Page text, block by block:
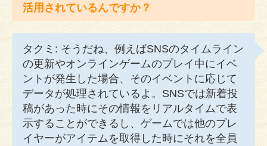
活用されているんですか？
タクミ: そうだね、例えばSNSのタイムライン
の更新やオンラインゲームのプレイ中にイベ
ントが発生した場合、そのイベントに応じて
データが処理されているよ。SNSでは新着投
稿があった時にその情報をリアルタイムで表
示することができるし、ゲームでは他のプレ
イヤーがアイテムを取得した時にそれを全員